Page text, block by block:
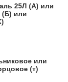
25Л (А) или
(Б) или
или
(т)